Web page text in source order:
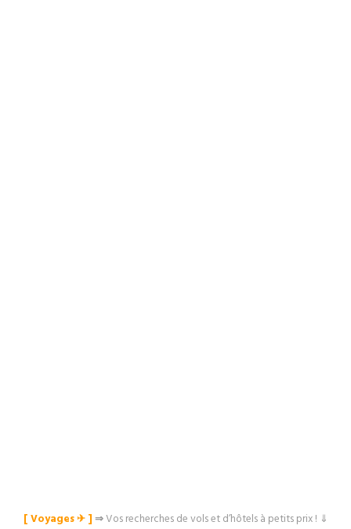
[ Voyages ✈︎ ]⇒Vos recherches de vols et d’hôtels à petits prix ! ⇓